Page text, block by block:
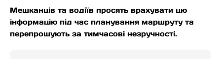
Мешканців та водіїв просять врахувати цю
інформацію під час планування маршруту та
перепрошують за тимчасові незручності.